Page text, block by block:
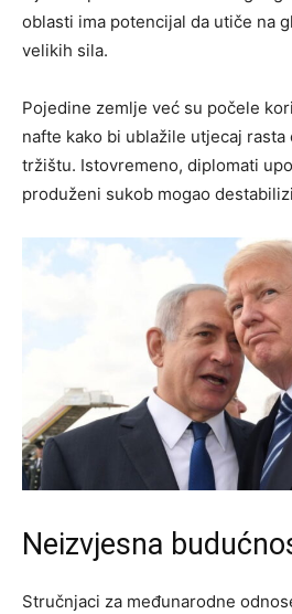
oblasti ima potencijal da utiče na
velikih sila.
Pojedine zemlje već su počele
nafte kako bi ublažile utjecaj
tržištu. Istovremeno, diplomati
produženi sukob mogao
Neizvjesna
Stručnjaci za međunarodne